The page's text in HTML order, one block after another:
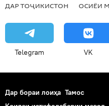
ДАР ТОҶИКИСТОН ОСИЁИ
Telegram VK
Дар бораи лоиҳа Тамос